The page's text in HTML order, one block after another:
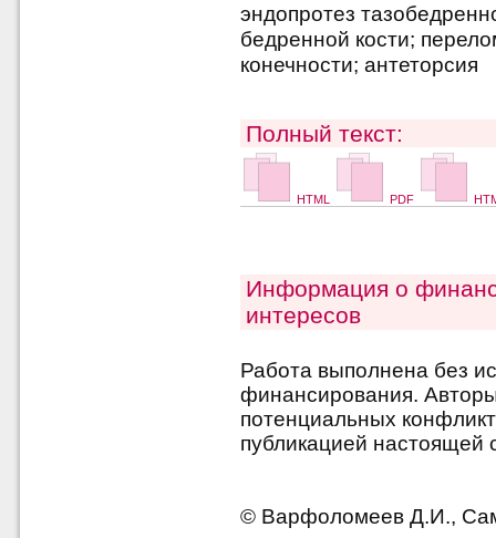
эндопротез
бедренной кости;
конечности; антеторсия
Полный текст:
HTML PDF
Информация о
интересов
Работа выполнена без
финансирования.
потенциальных
публикацией настоящей
© Варфоломеев Д.И.,